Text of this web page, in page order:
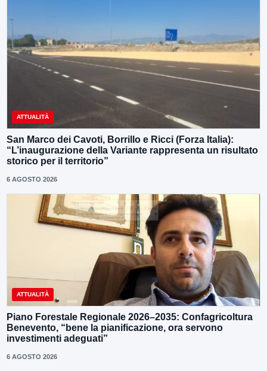
ATTUALITÀ
San Marco dei Cavoti, Borrillo e Ricci (Forza Italia):
“L’inaugurazione della Variante rappresenta un risultato
storico per il territorio”
6 AGOSTO 2026
ATTUALITÀ
Piano Forestale Regionale 2026–2035: Confagricoltura
Benevento, “bene la pianificazione, ora servono
investimenti adeguati”
6 AGOSTO 2026